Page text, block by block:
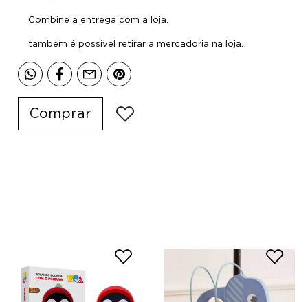
Combine a entrega com a loja.
também é possível retirar a mercadoria na loja.
Comprar